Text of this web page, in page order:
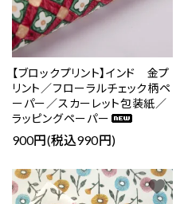
【ブロックプリント】インド 金プ
リント／フローラルチェック柄ペ
ーパー／スカーレット包装紙／
ラッピングペーパー
900円(税込990円)
favorite